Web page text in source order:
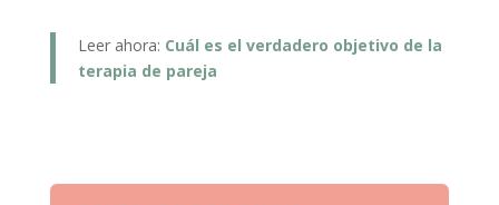
Leer ahora: Cuál es el verdadero objetivo de la
terapia de pareja